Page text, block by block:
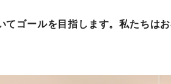
ゴールを目指します。私たちは